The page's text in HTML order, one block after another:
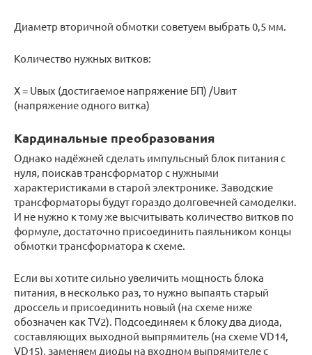
Диаметр вторичной обмотки советуем выбрать 0,5 мм.
Количество нужных витков:
X = Uвых (достигаемое напряжение БП) /Uвит
(напряжение одного витка)
Кардинальные преобразования
Однако надёжней сделать импульсный блок питания с
нуля, поискав трансформатор с нужными
характеристиками в старой электронике. Заводские
трансформаторы будут гораздо долговечней самоделки.
И не нужно к тому же высчитывать количество витков по
формуле, достаточно присоединить паяльником концы
обмотки трансформатора к схеме.
Если вы хотите сильно увеличить мощность блока
питания, в несколько раз, то нужно выпаять старый
дроссель и присоединить новый (на схеме ниже
обозначен как TV2). Подсоединяем к блоку два диода,
составляющих выходной выпрямитель (на схеме VD14,
VD15), заменяем диоды на входном выпрямителе с